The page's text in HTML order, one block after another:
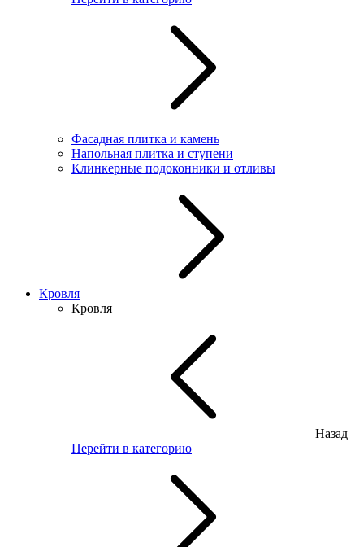
Фасадная плитка и камень
Напольная плитка и ступени
Клинкерные подоконники и отливы
Кровля
Кровля
Назад
Перейти в категорию